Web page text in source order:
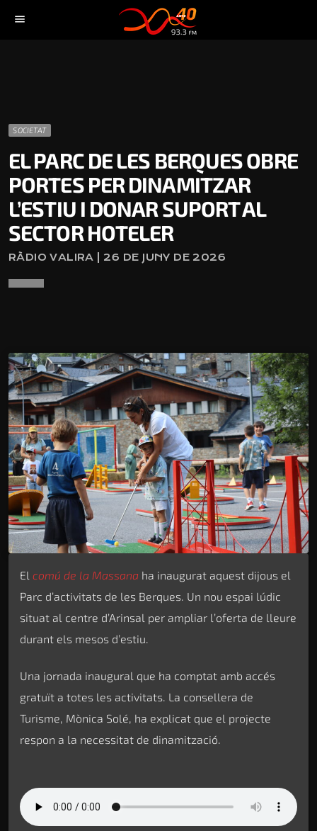
menu
SOCIETAT
EL PARC DE LES BERQUES OBRE
PORTES PER DINAMITZAR
L’ESTIU I DONAR SUPORT AL
SECTOR HOTELER
RÀDIO VALIRA | 26 DE JUNY DE 2026
El comú de la Massana ha inaugurat aquest dijous el
Parc d’activitats de les Berques. Un nou espai lúdic
situat al centre d’Arinsal per ampliar l’oferta de lleure
durant els mesos d’estiu.
Una jornada inaugural que ha comptat amb accés
gratuït a totes les activitats. La consellera de
Turisme, Mònica Solé, ha explicat que el projecte
respon a la necessitat de dinamització.